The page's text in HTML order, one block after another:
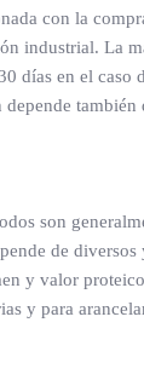
con la
industrial. La
días en el
son
de
y valor
y para